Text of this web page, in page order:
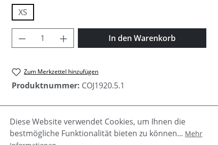
XS
Produkt Anzahl: Gib den gewünschten
In den Warenkorb
Zum Merkzettel hinzufügen
Produktnummer: COJ1920.5.1
Beschreibung
Emma von Cup of Joe. Emma ist eine High Waist
Diese Website verwendet Cookies, um Ihnen die
bestmögliche Funktionalität bieten zu können... Mehr